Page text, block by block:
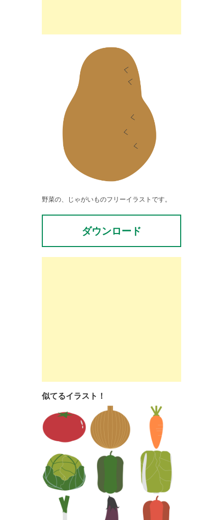
野菜の、じゃがいものフリーイラストです。
ダウンロード
似てるイラスト！